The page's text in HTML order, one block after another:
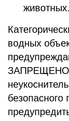
животных.
водных